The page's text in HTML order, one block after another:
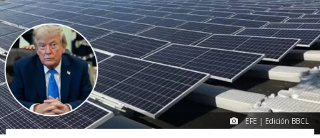
EFE | Edición BBCL